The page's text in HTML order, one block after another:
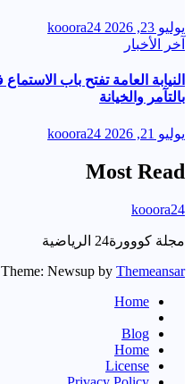
يوليو 23, 2026
kooora24
آخر الأخبار
النيابة العامة تفتح باب
بالتآمر والخيانة
يوليو 21, 2026 kooora24
Most Read
kooora24
مجلة كووورة24 الرياضية
Theme: Newsup by Themeansar
Home
Blog
Home
License